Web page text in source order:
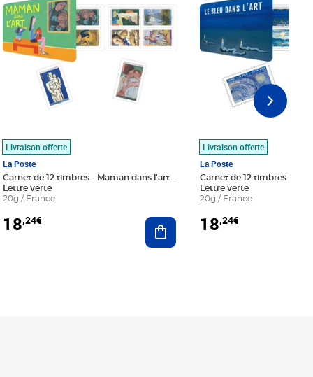
au panier
Livraison offerte
La Poste
Carnet de 12 timbres - Maman dans l'art -
Lettre verte
20g / France
18,24€ Ajouter au panier
Livraison offerte
La Poste
Carnet de 12 timbres - Le
Lettre verte
20g / France
18,24€